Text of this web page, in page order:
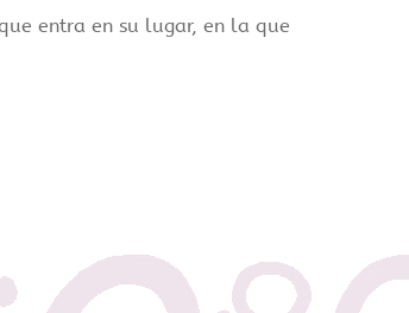
entra en su lugar, en la que